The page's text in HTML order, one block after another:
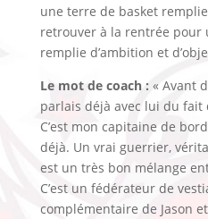
une terre de basket remplie
retrouver à la rentrée pour
remplie d’ambition et
Le mot de coach :« Avant
parlais déjà avec lui du fait
C’est mon capitaine de
déjà. Un vrai guerrier,
est un très bon mélange
C’est un fédérateur de
complémentaire de Jason